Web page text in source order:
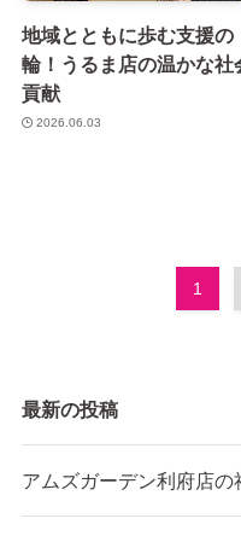
地域とともに歩む支援の
輪！うるま店の温かな社
貢献
2026.06.03
1
最新の投稿
アムズガーデン利府店の